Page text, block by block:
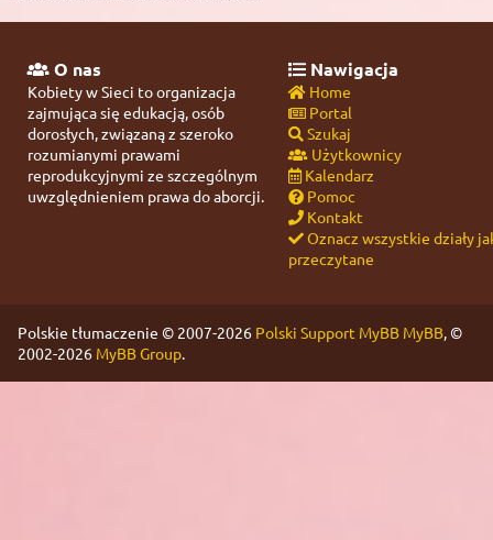
O nas
Kobiety w Sieci to organizacja
zajmująca się edukacją, osób
dorosłych, związaną z szeroko
rozumianymi prawami
reprodukcyjnymi ze szczególnym
uwzględnieniem prawa do aborcji.
Nawigacja
Home
Portal
Szukaj
Użytkownicy
Kalendarz
Pomoc
Kontakt
Oznacz wszystkie działy
przeczytane
Polskie tłumaczenie © 2007-2026 Polski Support MyBB MyBB, ©
2002-2026 MyBB Group.